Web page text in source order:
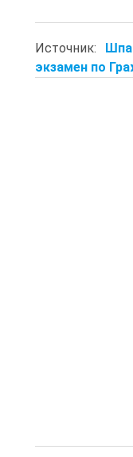
Источник:
экзамен по